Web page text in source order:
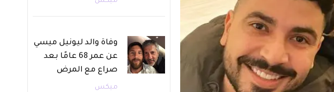
وفاة والد ليونيل ميسي
عن عمر 68 عامًا بعد
صراع مع المرض
ميكس